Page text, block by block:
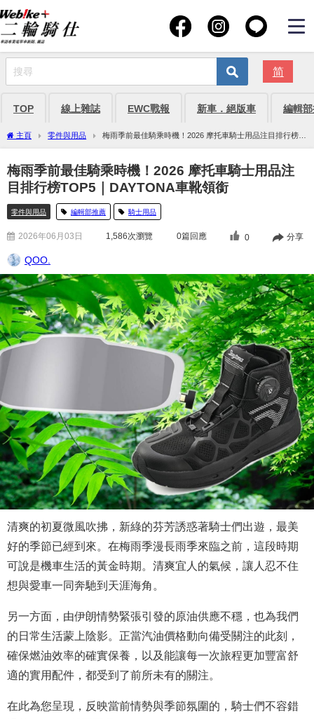
简
TOP 線上雜誌 EWC戰報 新車．絕版車 編輯
主頁 零件與用品
梅雨季前最佳騎乘時機！2026 摩托車騎士用品注目排行榜
TOP5｜DAYTONA車靴領銜
梅雨季前最佳騎乘時機！2026 摩托車騎士用品注
目排行榜TOP5｜DAYTONA車靴領銜
零件與用品 編輯部推薦 騎士用品
2026年06月03日 1,586次瀏覽 0篇回應 0 分享
QOO.
清爽的初夏微風吹拂，新綠的芬芳誘惑著騎士們出遊，最美
好的季節已經到來。在梅雨季漫長雨季來臨之前，這段時期
可說是機車生活的黃金時期。清爽宜人的氣候，讓人忍不住
想與愛車一同奔馳到天涯海角。
另一方面，由伊朗情勢緊張引發的原油供應不穩，也為我們
的日常生活蒙上陰影。正當汽油價格動向備受關注的此刻，
確保燃油效率的確實保養，以及能讓每一次旅程更加豐富舒
適的實用配件，都受到了前所未有的關注。
在此為您呈現，反映當前情勢與季節氛圍的，騎士們不容錯